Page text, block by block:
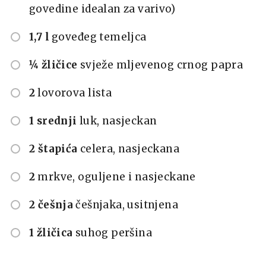
govedine idealan za varivo)
1,7 l goveđeg temeljca
¼ žličice svježe mljevenog crnog papra
2 lovorova lista
1 srednji luk, nasjeckan
2 štapića celera, nasjeckana
2 mrkve, oguljene i nasjeckane
2 češnja češnjaka, usitnjena
1 žličica suhog peršina